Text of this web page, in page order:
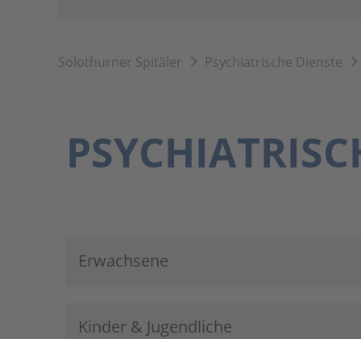
Solothurner Spitäler Psychiatrische Dienste
Erwachsene
Kinder & Jugendliche